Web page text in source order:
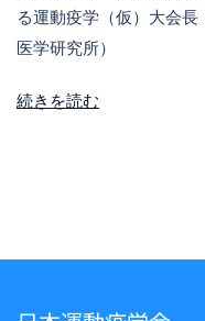
る運動疫学（仮）大会
医学研究所）
続きを読む